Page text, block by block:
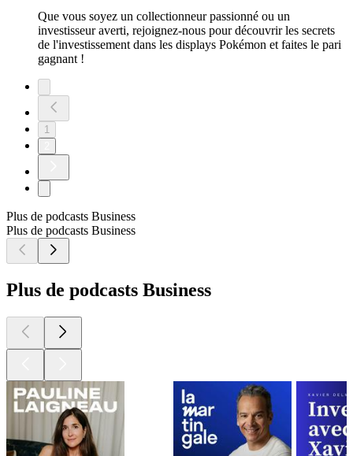
Que vous soyez un collectionneur passionné ou un
investisseur averti, rejoignez-nous pour découvrir les secrets
de l'investissement dans les displays Pokémon et faites le pari
gagnant !
1
Plus de podcasts Business
Plus de podcasts Business
Plus de podcasts Business